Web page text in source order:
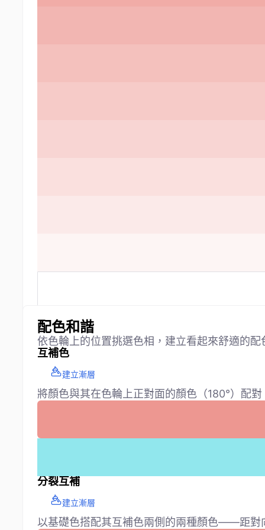
配色和諧
依色輪上的位置挑選色相，建立看起來舒適的配
互補色
建立漸層
將顏色與其在色輪上正對面的顏色（180°）配
分裂互補
建立漸層
以基礎色搭配其互補色兩側的兩種顏色——距對